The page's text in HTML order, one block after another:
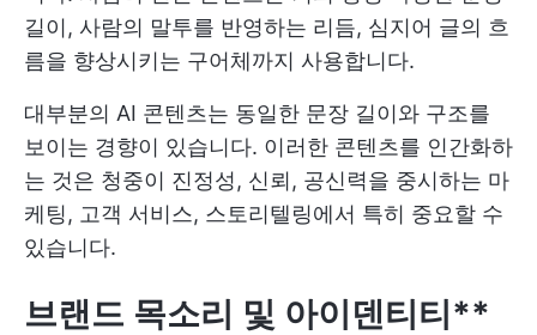
길이, 사람의 말투를 반영하는 리듬, 심지어 글의 흐
름을 향상시키는 구어체까지 사용합니다.
대부분의 AI 콘텐츠는 동일한 문장 길이와 구조를
보이는 경향이 있습니다. 이러한 콘텐츠를 인간화하
는 것은 청중이 진정성, 신뢰, 공신력을 중시하는 마
케팅, 고객 서비스, 스토리텔링에서 특히 중요할 수
있습니다.
브랜드 목소리 및 아이덴티티**